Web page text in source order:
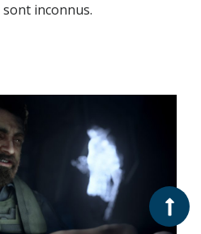
sont inconnus.